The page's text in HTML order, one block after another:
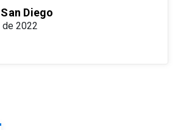
Diego
de 2022